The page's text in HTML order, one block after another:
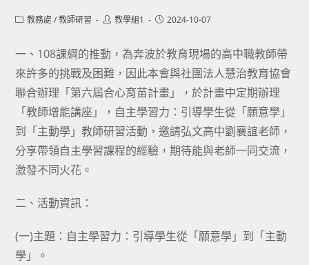
Post教務處 / 教師研習
Post教學組1
Post2024-10-07
一、108課綱的推動，為奔波於教育現場的高中職教師帶
來許多的挑戰及困難，因此本會與社團法人慧治教育協會
聯合辦理「第六屆合心育苗計畫」，於計畫中定期辦理
「教師增能講座」，自主學習力：引導學生從「願意學」
到「主動學」教師研習活動，邀請弘文高中劉襄誼老師，
分享帶領自主學習課程的經驗，期待能與老師一同交流，
激發不同火花。
二、活動資訊：
(一)主題：自主學習力：引導學生從「願意學」到「主動
學」。